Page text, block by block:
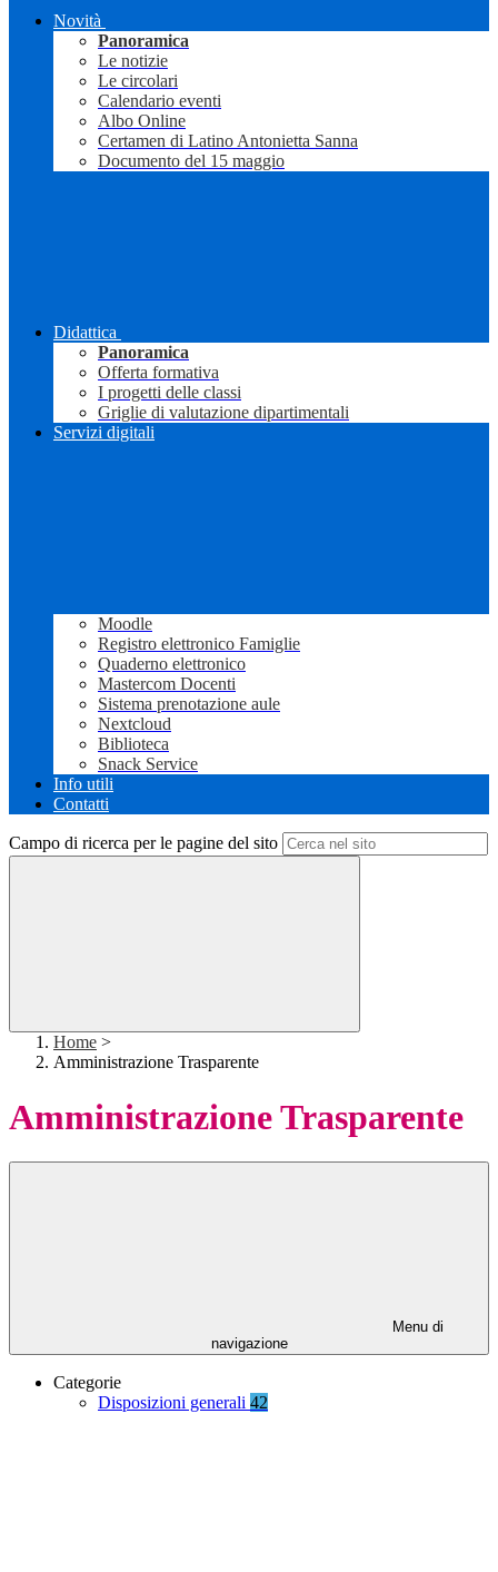
Novità
Panoramica
Le notizie
Le circolari
Calendario eventi
Albo Online
Certamen di Latino Antonietta Sanna
Documento del 15 maggio
Didattica
Panoramica
Offerta formativa
I progetti delle classi
Griglie di valutazione dipartimentali
Servizi digitali
Moodle
Registro elettronico Famiglie
Quaderno elettronico
Mastercom Docenti
Sistema prenotazione aule
Nextcloud
Biblioteca
Snack Service
Info utili
Contatti
Campo di ricerca per le pagine del sito
Home >
Amministrazione Trasparente
Amministrazione Trasparente
Menu di
navigazione
Categorie
Disposizioni generali 42